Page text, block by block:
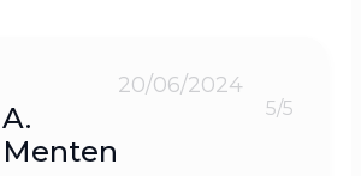
A.
Menten
20/06/2024
5/5